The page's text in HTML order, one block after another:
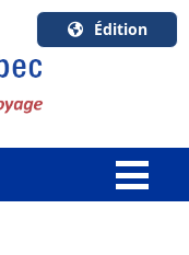
Édition
U.S.A.
English
Canada